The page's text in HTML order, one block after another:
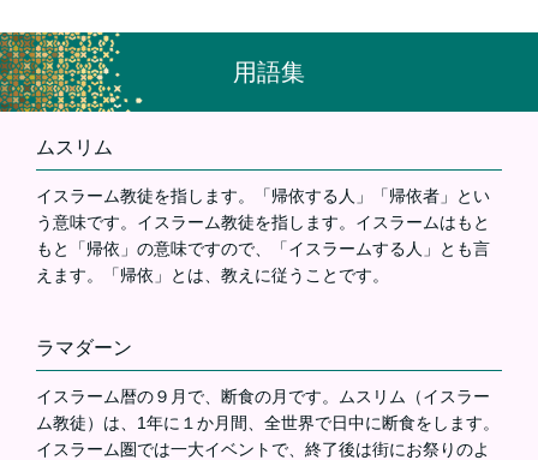
用語集
ムスリム
イスラーム教徒を指します。「帰依する人」「帰依者」とい
う意味です。イスラーム教徒を指します。イスラームはもと
もと「帰依」の意味ですので、「イスラームする人」とも言
えます。「帰依」とは、教えに従うことです。
ラマダーン
イスラーム暦の９月で、断食の月です。ムスリム（イスラー
ム教徒）は、1年に１か月間、全世界で日中に断食をします。
イスラーム圏では一大イベントで、終了後は街にお祭りのよ